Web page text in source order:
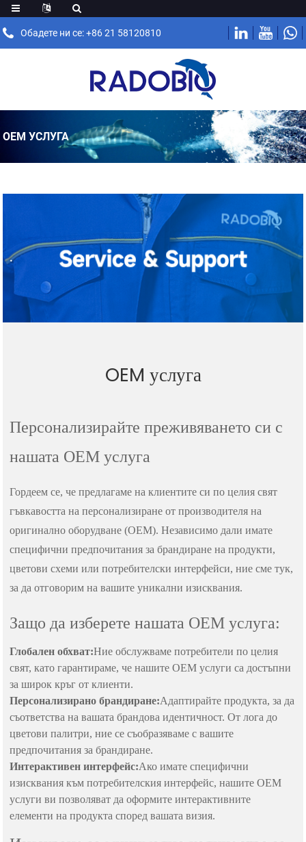
Обадете ни се: +86 21 58120810
OEM УСЛУГА
.
OEM услуга
Персонализирайте преживяването си с
нашата OEM услуга
Гордеем се, че предлагаме на клиентите си по целия свят
гъвкавостта на персонализиране от производителя на
оригинално оборудване (OEM). Независимо дали имате
специфични предпочитания за брандиране на продукти,
цветови схеми или потребителски интерфейси, ние сме тук,
за да отговорим на вашите уникални изисквания.
Защо да изберете нашата OEM услуга:
Глобален обхват:Ние обслужваме потребители по целия
свят, като гарантираме, че нашите OEM услуги са достъпни
за широк кръг от клиенти.
Персонализирано брандиране:Адаптирайте продукта, за да
съответства на вашата брандова идентичност. От лога до
цветови палитри, ние се съобразяваме с вашите
предпочитания за брандиране.
Интерактивен интерфейс:Ако имате специфични
изисквания към потребителския интерфейс, нашите OEM
услуги ви позволяват да оформите интерактивните
елементи на продукта според вашата визия.